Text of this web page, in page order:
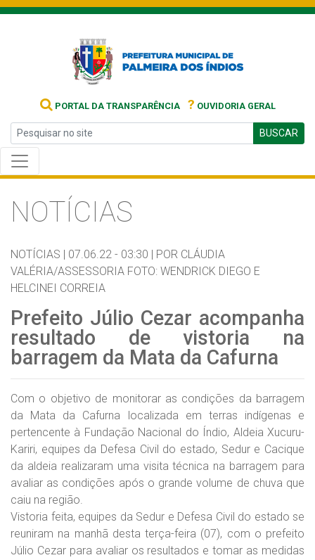
PORTAL DA TRANSPARÊNCIA ? OUVIDORIA GERAL
BUSCAR
NOTÍCIAS
NOTÍCIAS | 07.06.22 - 03:30 | POR CLÁUDIA
VALÉRIA/ASSESSORIA FOTO: WENDRICK DIEGO E
HELCINEI CORREIA
Prefeito Júlio Cezar acompanha
resultado de vistoria na
barragem da Mata da Cafurna
Com o objetivo de monitorar as condições da barragem
da Mata da Cafurna localizada em terras indígenas e
pertencente à Fundação Nacional do Índio, Aldeia Xucuru-
Kariri, equipes da Defesa Civil do estado, Sedur e Cacique
da aldeia realizaram uma visita técnica na barragem para
avaliar as condições após o grande volume de chuva que
caiu na região.
Vistoria feita, equipes da Sedur e Defesa Civil do estado se
reuniram na manhã desta terça-feira (07), com o prefeito
Júlio Cezar para avaliar os resultados e tomar as medidas